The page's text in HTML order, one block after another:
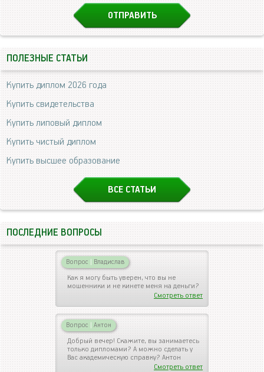
ПОЛЕЗНЫЕ СТАТЬИ
Купить диплом 2026 года
Купить свидетельства
Купить липовый диплом
Купить чистый диплом
Купить высшее образование
ВСЕ СТАТЬИ
ПОСЛЕДНИЕ ВОПРОСЫ
Вопрос | Владислав
Как я могу быть уверен, что вы не
мошенники и не кинете меня на деньги?
Смотреть ответ
Вопрос | Антон
Добрый вечер! Скажите, вы занимаетесь
только дипломами? А можно сделать у
Вас академическую справку? Антон
Смотреть ответ